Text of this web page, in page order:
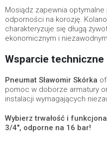
Mosiądz zapewnia optymalne
odporności na korozję.
charakteryzuje się długą
ekonomicznym i
Wsparcie techniczne
Pneumat Sławomir Skórka
pomoc w doborze armatury
instalacji wymagających
Wybierz trwałość i
3/4", odporne na 16 bar!